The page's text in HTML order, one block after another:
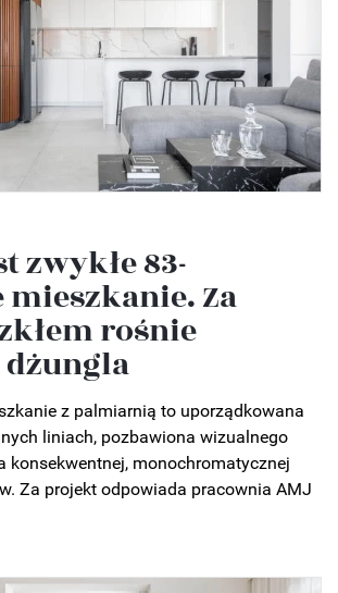
zwykłe 83-
Za
rośnie
z palmiarnią to uporządkowana
liniach, pozbawiona wizualnego
konsekwentnej, monochromatycznej
Za projekt odpowiada pracownia AMJ